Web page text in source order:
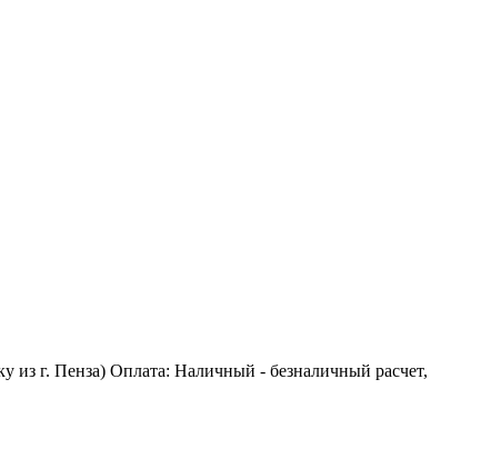
из г. Пенза) Оплата: Наличный - безналичный расчет,